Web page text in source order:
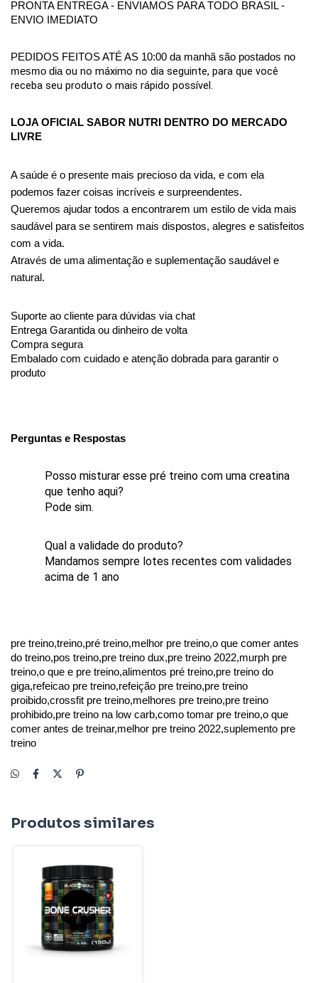
PRONTA ENTREGA - ENVIAMOS PARA TODO BRASIL -
ENVIO IMEDIATO
PEDIDOS FEITOS ATÉ AS 10:00 da manhã são postados no
mesmo dia ou no máximo no dia seguinte, para que você
receba seu produto o mais rápido possível.
LOJA OFICIAL SABOR NUTRI DENTRO DO MERCADO
LIVRE
A saúde é o presente mais precioso da vida, e com ela
podemos fazer coisas incríveis e surpreendentes.
Queremos ajudar todos a encontrarem um estilo de vida mais
saudável para se sentirem mais dispostos, alegres e satisfeitos
com a vida.
Através de uma alimentação e suplementação saudável e
natural.
Suporte ao cliente para dúvidas via chat
Entrega Garantida ou dinheiro de volta
Compra segura
Embalado com cuidado e atenção dobrada para garantir o
produto
Perguntas e Respostas
Posso misturar esse pré treino com uma creatina
que tenho aqui?
Pode sim.
Qual a validade do produto?
Mandamos sempre lotes recentes com validades
acima de 1 ano
pre treino,treino,pré treino,melhor pre treino,o que comer antes
do treino,pos treino,pre treino dux,pre treino 2022,murph pre
treino,o que e pre treino,alimentos pré treino,pre treino do
giga,refeicao pre treino,refeição pre treino,pre treino
proibido,crossfit pre treino,melhores pre treino,pre treino
prohibido,pre treino na low carb,como tomar pre treino,o que
comer antes de treinar,melhor pre treino 2022,suplemento pre
treino
Produtos similares